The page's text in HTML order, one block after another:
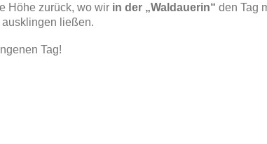
Höhe zurück, wo wir in der „Waldauerin“ den Tag
ließen.
Tag!